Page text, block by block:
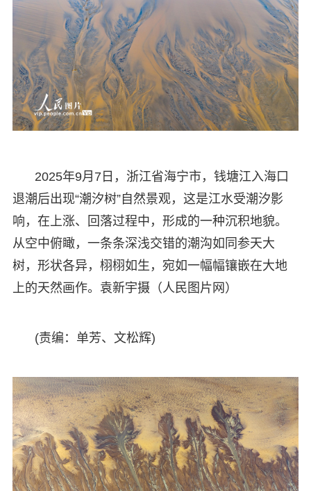
2025年9月7日，浙江省海宁市，钱塘江入海口
退潮后出现“潮汐树”自然景观，这是江水受潮汐影
响，在上涨、回落过程中，形成的一种沉积地貌。
从空中俯瞰，一条条深浅交错的潮沟如同参天大
树，形状各异，栩栩如生，宛如一幅幅镶嵌在大地
上的天然画作。袁新宇摄（人民图片网）
(责编：单芳、文松辉)